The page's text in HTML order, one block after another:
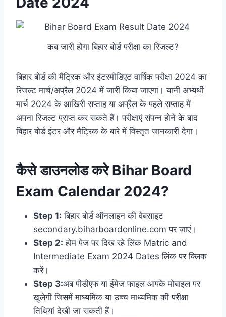
कब जारी होगा बिहार बोर्ड परीक्षा का रिजल्ट?
बिहार बोर्ड की मैट्रिक और इंटरमीडिएट वार्षिक परीक्षा 2024 का
रिजल्ट मार्च/अप्रैल 2024 में जारी किया जाएगा। यानी अभ्यर्थी
मार्च 2024 के आखिरी सप्ताह या अप्रैल के पहले सप्ताह में
अपना रिजल्ट प्राप्त कर सकते हैं। परीक्षाएं संपन्न होने के बाद
बिहार बोर्ड इंटर और मैट्रिक के बारे में विस्तृत जानकारी देगा।
कैसे डाउनलोड करे Bihar Board
Exam Calendar 2024?
Step 1: बिहार बोर्ड ऑनलाइन की वेबसाइट
secondary.biharboardonline.com पर जाएं।
Step 2: होम पेज पर दिख रहे लिंक Matric and
Intermediate Exam 2024 Dates लिंक पर क्लिक
करें।
Step 3:अब पीडीएफ या ईमेज फाइल आपके मोबाइल पर
खुलेगी जिसमें माध्यमिक या उच्च माध्यमिक की परीक्षा
तिथियां देखी जा सकती हैं।